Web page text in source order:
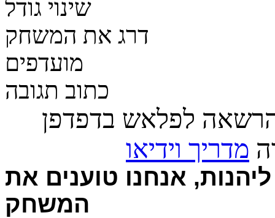
שינוי גודל
דרג את המשחק
מועדפים
כתוב תגובה
לפלאש בדפדפן
מדריך וידיאו
אנחנו טוענים את
המשחק